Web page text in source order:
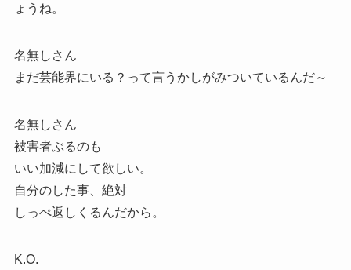
ょうね。
名無しさん
まだ芸能界にいる？って言うかしがみついているんだ～
名無しさん
被害者ぶるのも
いい加減にして欲しい。
自分のした事、絶対
しっぺ返しくるんだから。
K.O.